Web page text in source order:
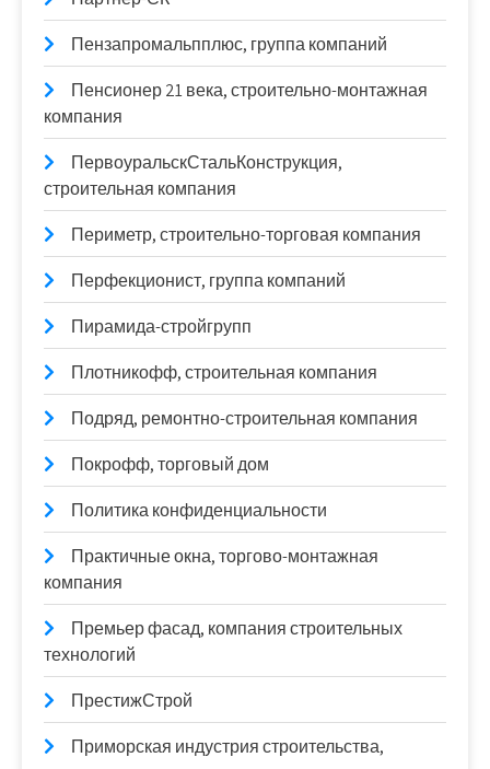
Пензапромальпплюс, группа компаний
Пенсионер 21 века, строительно-монтажная
компания
ПервоуральскСтальКонструкция,
строительная компания
Периметр, строительно-торговая компания
Перфекционист, группа компаний
Пирамида-стройгрупп
Плотникофф, строительная компания
Подряд, ремонтно-строительная компания
Покрофф, торговый дом
Политика конфиденциальности
Практичные окна, торгово-монтажная
компания
Премьер фасад, компания строительных
технологий
ПрестижСтрой
Приморская индустрия строительства,